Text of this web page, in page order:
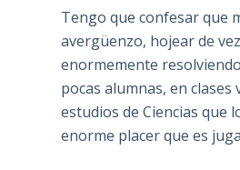
Tengo que confesar que
avergüenzo, hojear de
enormemente
pocas alumnas, en
estudios de Ciencias que
enorme placer que es